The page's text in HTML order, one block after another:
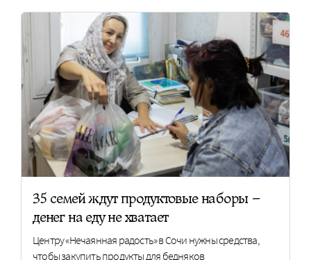
35 семей ждут продуктовые наборы –
денег на еду не хватает
Центру «Нечаянная радость» в Сочи нужны средства,
чтобы закупить продукты для бедняков